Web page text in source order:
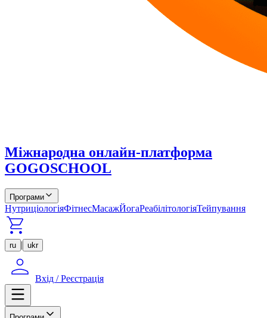
Міжнародна онлайн-платформа
GOGOSCHOOL
Програми
НутриціологіяФітнесМасажЙогаРеабілітологіяТейпування
ru | ukr
Вхід / Реєстрація